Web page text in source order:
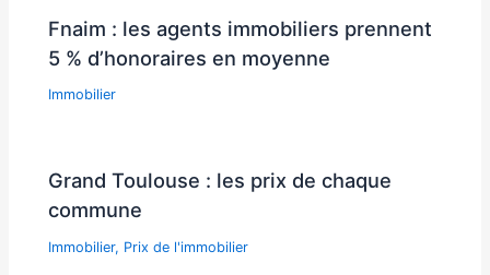
Fnaim : les agents immobiliers prennent
5 % d’honoraires en moyenne
Immobilier
Grand Toulouse : les prix de chaque
commune
Immobilier, Prix de l'immobilier